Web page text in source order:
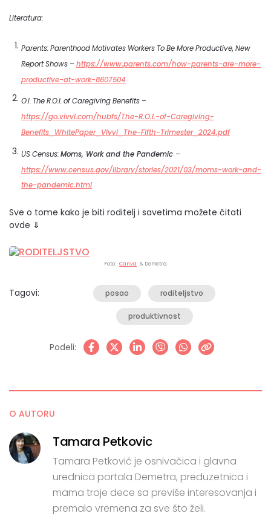
Literatura:
Parents: Parenthood Motivates Workers To Be More Productive, New
Report Shows –https://www.parents.com/how-parents-are-more-
productive-at-work-8607504
O.I. The R.O.I. of Caregiving Benefits –
https://go.vivvi.com/hubfs/The-R.O.I.-of-Caregiving-
Benefits_WhitePaper_Vivvi_The-Fifth-Trimester_2024.pdf
US Census:Moms, Work and the Pandemic –
https://www.census.gov/library/stories/2021/03/moms-work-and-
the-pandemic.html
Sve o tome kako je biti roditelj i savetima možete čitati
ovde ⇓
Foto: Canva & Demetra
Tagovi: posao roditeljstvo
produktivnost
Podeli:
O AUTORU
Tamara Petkovic
Tamara Petković je osnivačica i glavna
urednica portala Demetra, preduzetnica i
mama troje dece sa previše interesovanja i
premalo vremena za sve što želi.